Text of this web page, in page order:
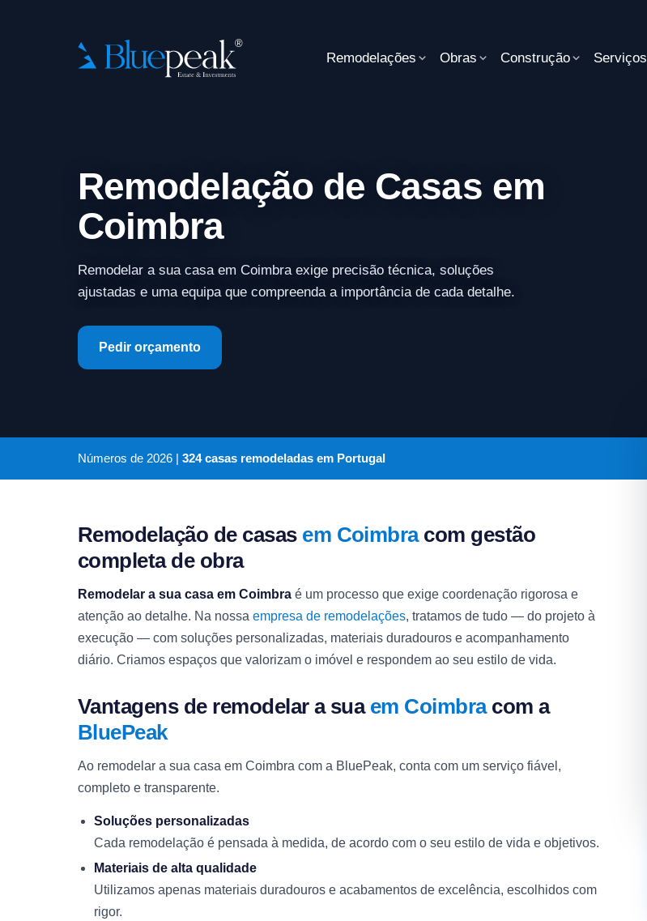
Remodelações Obras Construção Serviços
Remodelação de Casas em
Coimbra
Remodelar a sua casa em Coimbra exige precisão técnica, soluções
ajustadas e uma equipa que compreenda a importância de cada detalhe.
Pedir orçamento
Números de 2026 | 324 casas remodeladas em Portugal
Remodelação de casas em Coimbracom gestão
completa de obra
Remodelar a sua casa em Coimbra é um processo que exige coordenação rigorosa e
atenção ao detalhe. Na nossa empresa de remodelações, tratamos de tudo — do projeto à
execução — com soluções personalizadas, materiais duradouros e acompanhamento
diário. Criamos espaços que valorizam o imóvel e respondem ao seu estilo de vida.
Vantagens de remodelar a sua em Coimbracom a
BluePeak
Ao remodelar a sua casa em Coimbra com a BluePeak, conta com um serviço fiável,
completo e transparente.
Soluções personalizadas
Cada remodelação é pensada à medida, de acordo com o seu estilo de vida e objetivos.
Materiais de alta qualidade
Utilizamos apenas materiais duradouros e acabamentos de excelência, escolhidos com
rigor.